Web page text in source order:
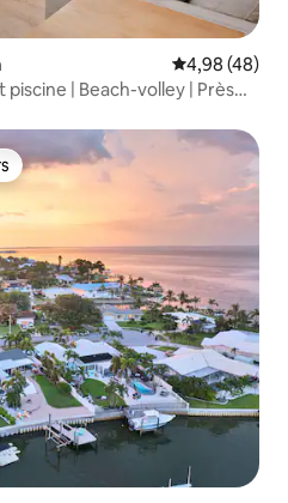
Évaluation
4,98 (48)
| Beach-volley | Près
plus appréciés